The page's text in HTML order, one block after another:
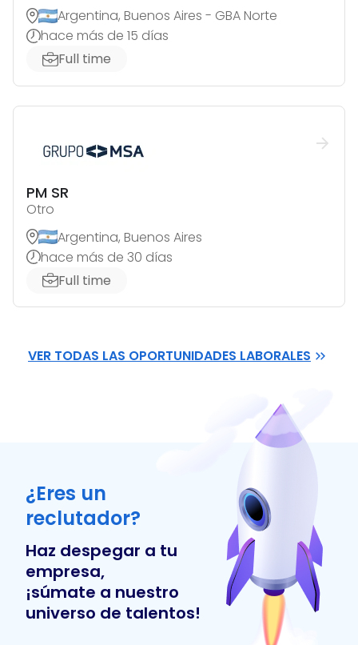
Argentina, Buenos Aires - GBA Norte
hace más de 15 días
Full time
PM SR
Otro
Argentina, Buenos Aires
hace más de 30 días
Full time
VER TODAS LAS OPORTUNIDADES LABORALES
¿Eres un
reclutador?
Haz despegar a tu
empresa,
¡súmate a nuestro
universo de talentos!